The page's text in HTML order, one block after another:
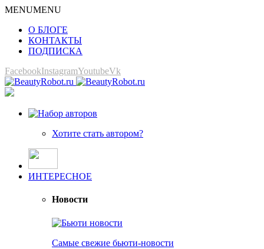
MENUMENU
О БЛОГЕ
КОНТАКТЫ
ПОДПИСКА
FacebookInstagramYoutubeVk
Хотите стать автором?
ИНТЕРЕСНОЕ
Новости
Самые свежие бьюти-новости